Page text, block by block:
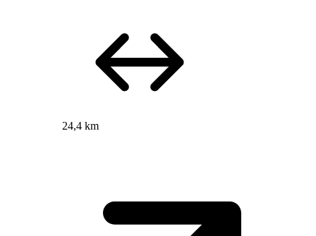
24,4 km